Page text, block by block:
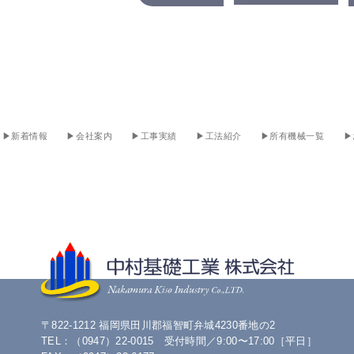
▶︎新着情報 ▶︎会社案内 ▶︎工事実績 ▶︎工法紹介 ▶︎所有機械一覧 ▶︎
〒822-1212 福岡県田川郡福智町弁城4230番地の2
TEL：（0947）22-0015 受付時間／9:00〜17:00［平日］